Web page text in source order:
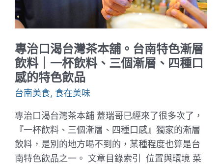
包
友
善
底
好
朋
友
專治口渴台灣茶本舖。台南特色漸層
飲料｜一杯飲料、三個漸層、四種口
感的特色飲品
台南美食, 食在美味
專治口渴台灣茶本舖 蓋瑞哥已經來了很多次了，
『一杯飲料、三個漸層、四種口感』獨家的漸層
飲料，是別的地方喝不到的，某種程度也算是台
南特色飲品之一。 文章目錄索引 位置與環境 菜